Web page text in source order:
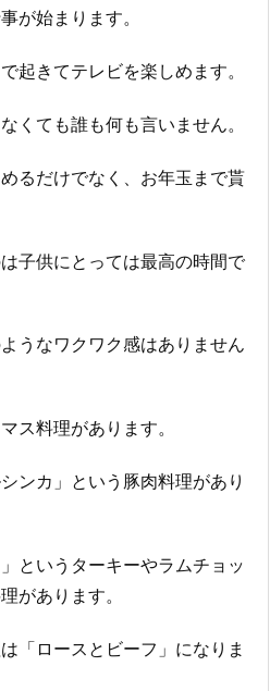
が始まります。
起きてテレビを楽しめます。
くても誰も何も言いません。
るだけでなく、お年玉まで貰
子供にとっては最高の時間で
うなワクワク感はありません
ス料理があります。
ンカ」という豚肉料理があり
というターキーやラムチョッ
があります。
「ロースとビーフ」になりま